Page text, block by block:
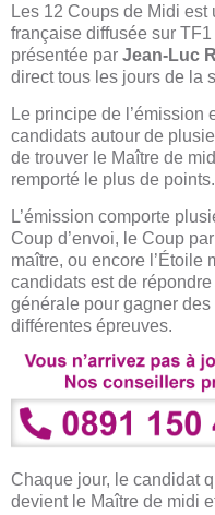
Les 12 Coups de Midi est
française diffusée sur
présentée par Jean-Luc
direct tous les jours de la
Le principe de l’émission
candidats autour de
de trouver le Maître de
remporté le plus de points.
L’émission comporte
Coup d’envoi, le Coup
maître, ou encore l’Étoile
candidats est de
générale pour gagner
différentes épreuves.
Chaque jour, le candidat
devient le Maître de midi